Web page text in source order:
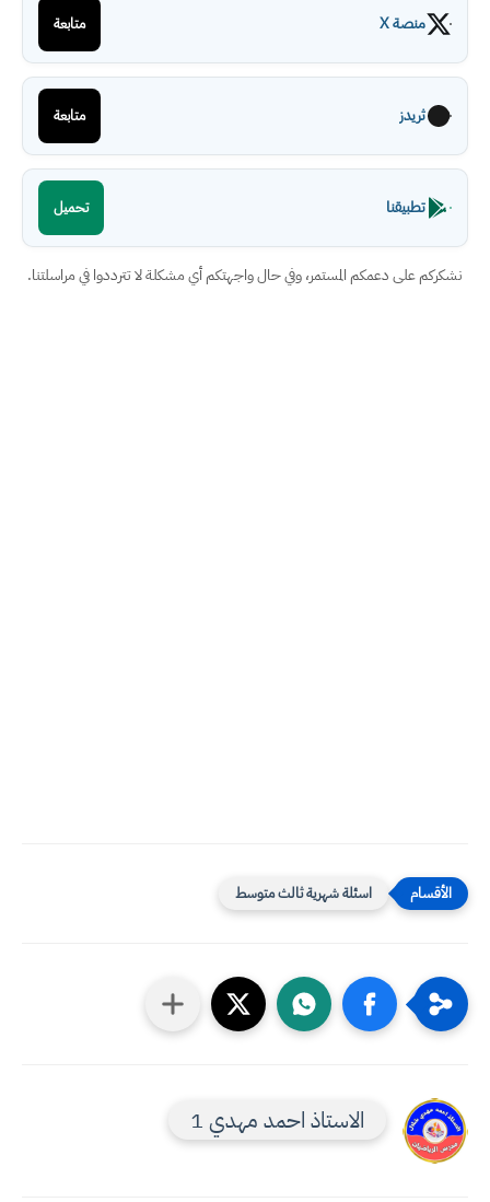
منصة X متابعة
ثريدز متابعة
تطبيقنا تحميل
نشكركم على دعمكم المستمر، وفي حال واجهتكم أي مشكلة لا تترددوا في مراسلتنا.
اسئلة شهرية ثالث متوسط
الاستاذ احمد مهدي 1